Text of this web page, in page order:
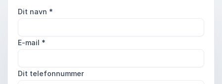
Dit navn *
E-mail *
Dit telefonnummer